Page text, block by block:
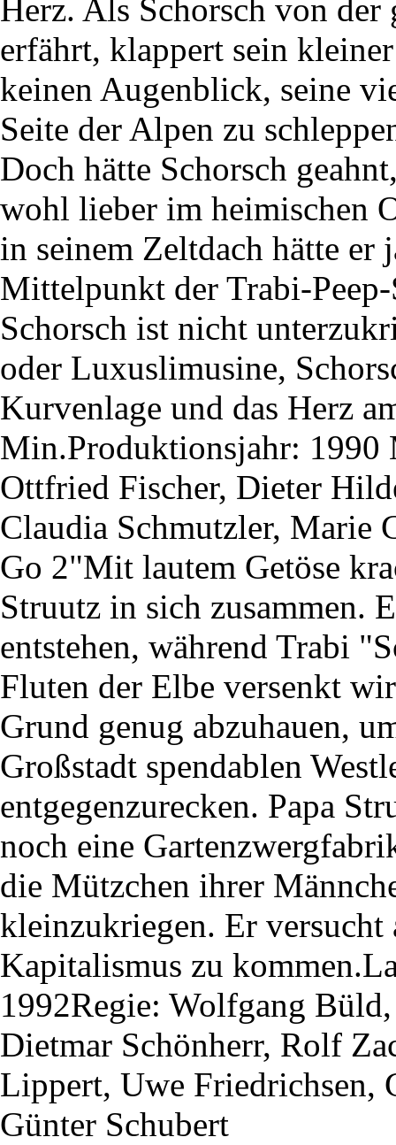
Herz. Als Schorsch von der
erfährt, klappert sein
keinen Augenblick, seine
Seite der Alpen zu
Doch hätte Schorsch
wohl lieber im heimischen
in seinem Zeltdach hätte er
Mittelpunkt der Trabi-
Schorsch ist nicht
oder Luxuslimusine,
Kurvenlage und das Herz
Min.Produktionsjahr: 1990
Ottfried Fischer, Dieter
Claudia Schmutzler, Marie
Go 2"Mit lautem Getöse
Struutz in sich zusammen.
entstehen, während Trabi
Fluten der Elbe versenkt
Grund genug abzuhauen,
Großstadt spendablen
entgegenzurecken. Papa
noch eine
die Mützchen ihrer
kleinzukriegen. Er
Kapitalismus zu
1992Regie: Wolfgang
Dietmar Schönherr, Rolf
Lippert, Uwe Friedrichsen,
Günter Schubert